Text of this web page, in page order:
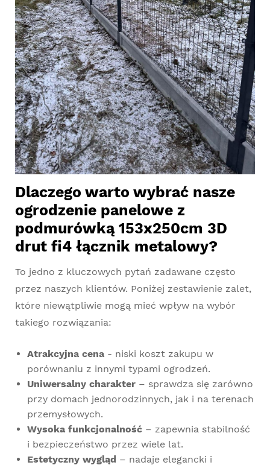
Dlaczego warto wybrać nasze
ogrodzenie panelowe z
podmurówką 153x250cm 3D
drut fi4 łącznik metalowy?
To jedno z kluczowych pytań zadawane często
przez naszych klientów. Poniżej zestawienie zalet,
które niewątpliwie mogą mieć wpływ na wybór
takiego rozwiązania:
Atrakcyjna cena - niski koszt zakupu w
porównaniu z innymi typami ogrodzeń.
Uniwersalny charakter – sprawdza się zarówno
przy domach jednorodzinnych, jak i na terenach
przemysłowych.
Wysoka funkcjonalność – zapewnia stabilność
i bezpieczeństwo przez wiele lat.
Estetyczny wygląd – nadaje elegancki i